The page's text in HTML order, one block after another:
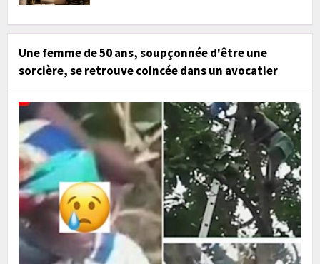
Une femme de 50 ans, soupçonnée d'être une
sorcière, se retrouve coincée dans un avocatier